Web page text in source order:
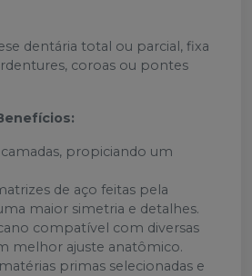
dentária total ou parcial, fixa
coroas ou pontes
propiciando um
de aço feitas pela
maior simetria e detalhes.
compatível com diversas
melhor ajuste anatômico.
primas selecionadas e